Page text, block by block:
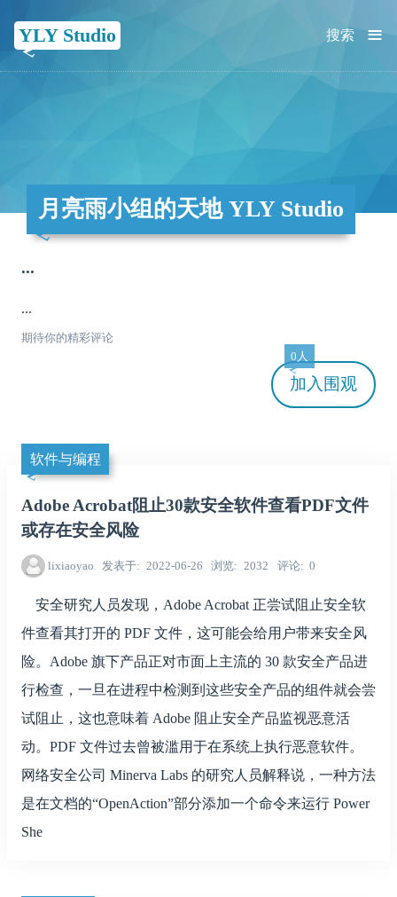
YLY Studio ≡
搜索
月亮雨小组的天地 YLY Studio
...
...
期待你的精彩评论
加入
0人
围观
软件与编程
Adobe Acrobat阻止30款安全软件查看PDF文件
或存在安全风险
lixiaoyao 发表于 2022-06-26 浏览 2032 评论 0
安全研究人员发现，Adobe Acrobat 正尝试阻止安全软
件查看其打开的 PDF 文件，这可能会给用户带来安全风
险。Adobe 旗下产品正对市面上主流的 30 款安全产品进
行检查，一旦在进程中检测到这些安全产品的组件就会尝
试阻止，这也意味着 Adobe 阻止安全产品监视恶意活
动。PDF 文件过去曾被滥用于在系统上执行恶意软件。
网络安全公司 Minerva Labs 的研究人员解释说，一种方法
是在文档的“OpenAction”部分添加一个命令来运行 Power
She